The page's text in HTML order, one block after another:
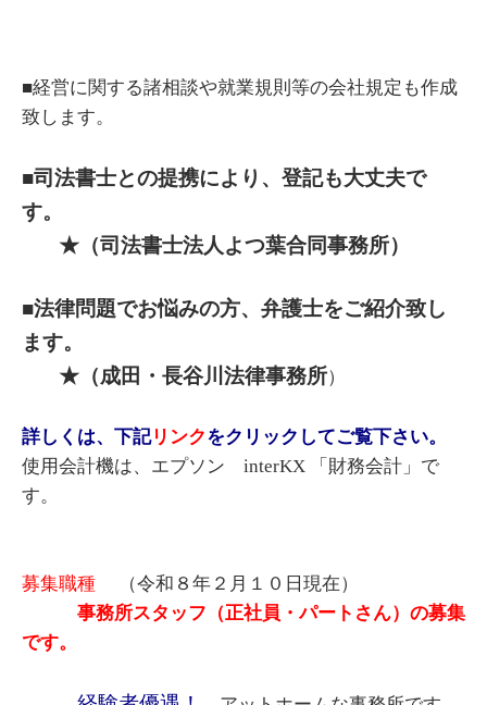
■経営に関する諸相談や就業規則等の会社規定も作成
致します。
■司法書士との提携により、登記も大丈夫で
す。
★（司法書士法人よつ葉合同事務所）
■法律問題でお悩みの方、弁護士をご紹介致し
ます。
★（成田・長谷川法律事務所）
詳しくは、下記リンクをクリックしてご覧下さい。
使用会計機は、エプソン interKX 「財務会計」で
す。
募集職種 （令和８年２月１０日現在）
事務所スタッフ（正社員・パートさん）の募集
です。